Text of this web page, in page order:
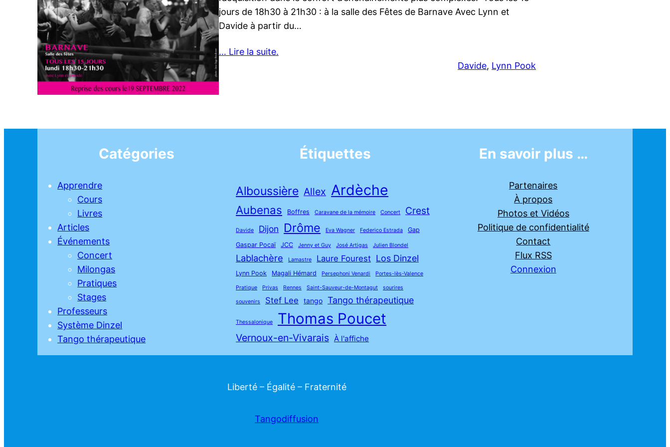
jours de 18h30 à 21h30 : à la salle des Fêtes de Barnave Avec Lynn et
Davide à partir du…
… Lire la suite.
Davide, Lynn Pook
Catégories
Apprendre
Cours
Livres
Articles
Événements
Concert
Milongas
Pratiques
Stages
Professeurs
Système Dinzel
Tango thérapeutique
Étiquettes
Alboussière Allex Ardèche
Aubenas Boffres Caravane de la mémoire Concert Crest
Davide Dijon Drôme Eva Wagner Federico Estrada
Gap
Gaspar Pocaï
JCC Jenny et Guy José Artigas Julien Blondel
Lablachère Lamastre Laure Fourest Los Dinzel
Lynn Pook Magali Hémard Persephoni Venardi Portes-lès-Valence
Pratique Privas Rennes Saint-Sauveur-de-Montagut sourires
souvenirs Stef Lee tango Tango thérapeutique
Thessalonique Thomas Poucet
Vernoux-en-Vivarais À l'affiche
En savoir plus …
Partenaires
À propos
Photos et Vidéos
Politique de confidentialité
Contact
Flux RSS
Connexion
Liberté – Égalité – Fraternité
Tangodiffusion